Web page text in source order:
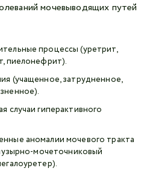
мочевыводящих путей
процессы (уретрит,
пиелонефрит).
(учащенное, затрудненное,
случаи гиперактивного
аномалии мочевого тракта
мочеточниковый